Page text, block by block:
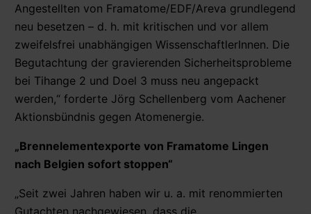
Angestellten von Framatome/EDF/Areva grundlegend
neu besetzen – d. h. mit kritischen und vor allem
zweifelsfrei unabhängigen WissenschaftlerInnen. Die
Begutachtung der gravierenden Sicherheitsprobleme
bei Tihange 2 und Doel 3 muss neu angepackt
werden,“ forderte Jörg Schellenberg vom Aachener
Aktionsbündnis gegen Atomenergie.
„Brennelementexporte von Framatome Lingen
nach Belgien sofort stoppen“
„Seit zwei Jahren haben wir u. a. mit renommierten
Gutachten nachgewiesen, dass die